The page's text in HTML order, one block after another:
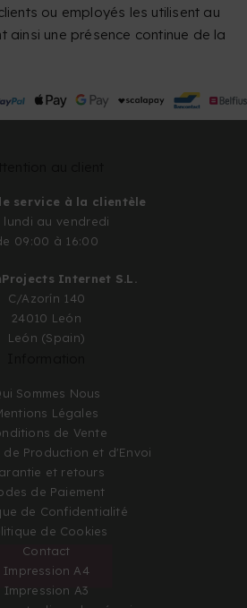
ou employés les utilisent au
ainsi une présence continue de la
service à la clientèle
lundi au vendredi
09:00 à 16:00
Internet S.L.
C/Azorín 140
24010 León
León (Spain)
Sommes Nous
Légales
de Vente
de Production et d'Envoi
et retours
de Paiement
de Confidentialité
de Cookies
Contact
Impression A4
Impression A3